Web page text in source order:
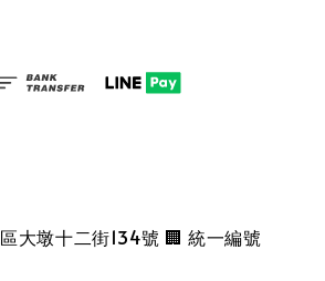
大墩十二街134號 🏢 統一編號